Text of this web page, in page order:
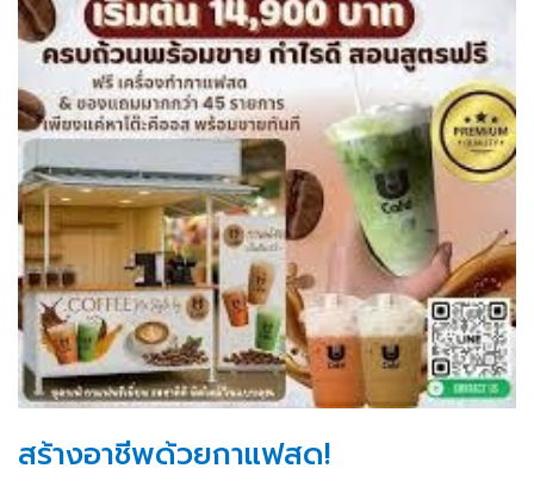
สร้างอาชีพด้วยกาแฟสด!